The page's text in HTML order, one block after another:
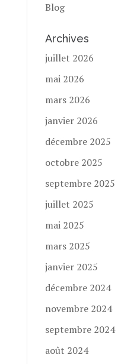
Blog
Archives
juillet 2026
mai 2026
mars 2026
janvier 2026
décembre 2025
octobre 2025
septembre 2025
juillet 2025
mai 2025
mars 2025
janvier 2025
décembre 2024
novembre 2024
septembre 2024
août 2024